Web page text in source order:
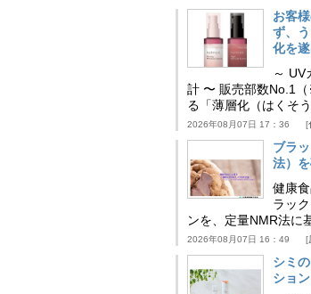
お客
ず、
化を
～
計 〜 販売部数No.1
る「薄層化（はくそ
2026年08月07日 17：36
ブラ
法）
健康
ラッ
ンを、定量NMR法に
2026年08月07日 16：49
シミ
ショ